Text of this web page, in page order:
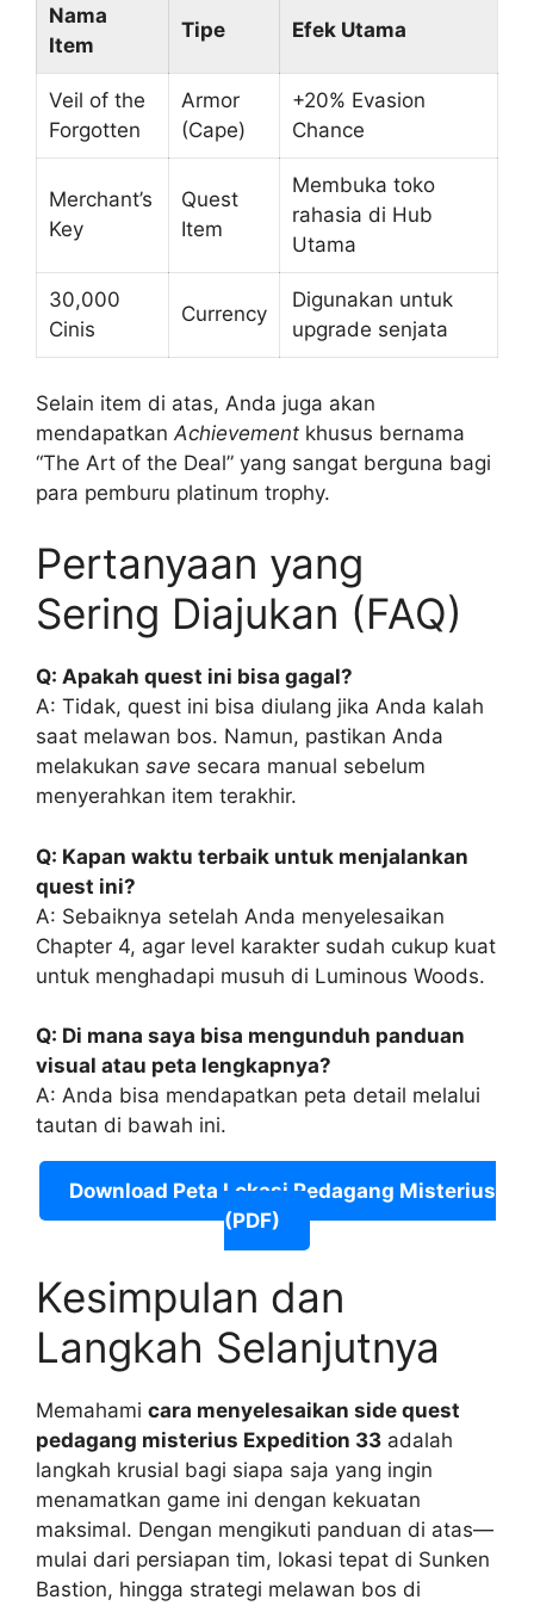
Nama
Item
Tipe Efek Utama
Veil of the
Forgotten
Armor
(Cape)
+20% Evasion
Chance
Merchant’s
Key
Quest
Item
Membuka toko
rahasia di Hub
Utama
30,000
Cinis
Currency
Digunakan untuk
upgrade senjata
Selain item di atas, Anda juga akan
mendapatkan Achievement khusus bernama
“The Art of the Deal” yang sangat berguna bagi
para pemburu platinum trophy.
Pertanyaan yang
Sering Diajukan (FAQ)
Q: Apakah quest ini bisa gagal?
A: Tidak, quest ini bisa diulang jika Anda kalah
saat melawan bos. Namun, pastikan Anda
melakukan save secara manual sebelum
menyerahkan item terakhir.
Q: Kapan waktu terbaik untuk menjalankan
quest ini?
A: Sebaiknya setelah Anda menyelesaikan
Chapter 4, agar level karakter sudah cukup kuat
untuk menghadapi musuh di Luminous Woods.
Q: Di mana saya bisa mengunduh panduan
visual atau peta lengkapnya?
A: Anda bisa mendapatkan peta detail melalui
tautan di bawah ini.
Download Peta Lokasi Pedagang Misterius
(PDF)
Kesimpulan dan
Langkah Selanjutnya
Memahami cara menyelesaikan side quest
pedagang misterius Expedition 33 adalah
langkah krusial bagi siapa saja yang ingin
menamatkan game ini dengan kekuatan
maksimal. Dengan mengikuti panduan di atas—
mulai dari persiapan tim, lokasi tepat di Sunken
Bastion, hingga strategi melawan bos di